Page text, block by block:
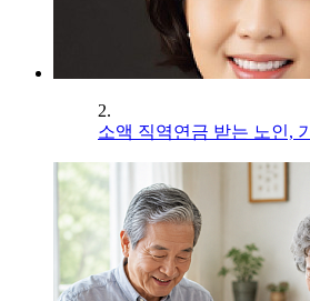
2.
소액 직역연금 받는 노인,